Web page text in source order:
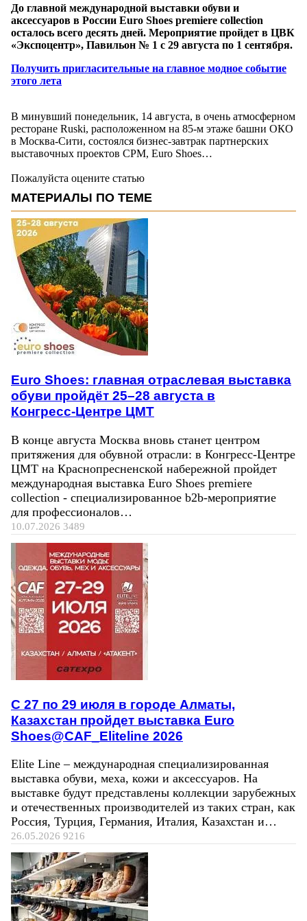
До главной международной выставки обуви и
аксессуаров в России Euro Shoes premiere collection
осталось всего десять дней. Мероприятие пройдет в ЦВК
«Экспоцентр», Павильон № 1 с 29 августа по 1 сентября.
Получить пригласительные на главное модное событие
этого лета
В минувший понедельник, 14 августа, в очень атмосферном
ресторане Ruski, расположенном на 85-м этаже башни ОКО
в Москва-Сити, состоялся бизнес-завтрак партнерских
выставочных проектов CPM, Euro Shoes…
Пожалуйста оцените статью
МАТЕРИАЛЫ ПО ТЕМЕ
Euro Shoes: главная отраслевая выставка
обуви пройдёт 25–28 августа в
Конгресс‑Центре ЦМТ
В конце августа Москва вновь станет центром
притяжения для обувной отрасли: в Конгресс-Центре
ЦМТ на Краснопресненской набережной пройдет
международная выставка Euro Shoes premiere
collection - специализированное b2b-мероприятие
для профессионалов…
10.07.2026 3489
C 27 по 29 июля в городе Алматы,
Казахстан пройдет выставка Euro
Shoes@CAF_Eliteline 2026
Elite Line – международная специализированная
выставка обуви, меха, кожи и аксессуаров. На
выставке будут представлены коллекции зарубежных
и отечественных производителей из таких стран, как
Россия, Турция, Германия, Италия, Казахстан и…
26.05.2026 9216